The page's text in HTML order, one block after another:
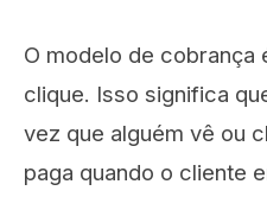
O modelo de cobrança
clique. Isso significa
vez que alguém vê ou
paga quando o cliente